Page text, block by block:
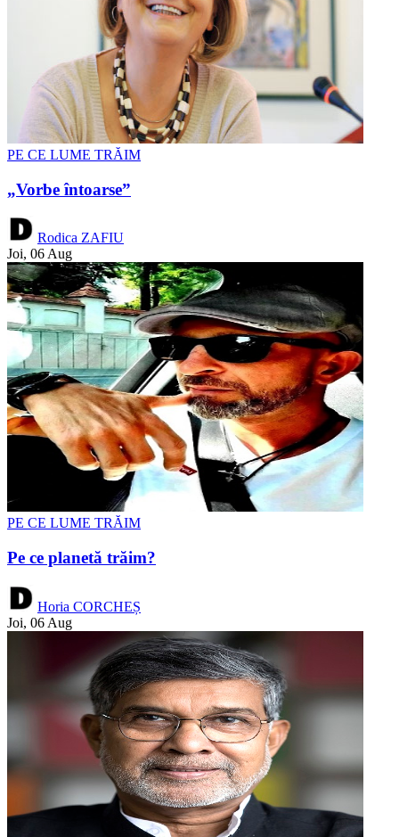
PE CE LUME TRĂIM
„Vorbe întoarse”
Rodica ZAFIU
Joi, 06 Aug
PE CE LUME TRĂIM
Pe ce planetă trăim?
Horia CORCHEȘ
Joi, 06 Aug